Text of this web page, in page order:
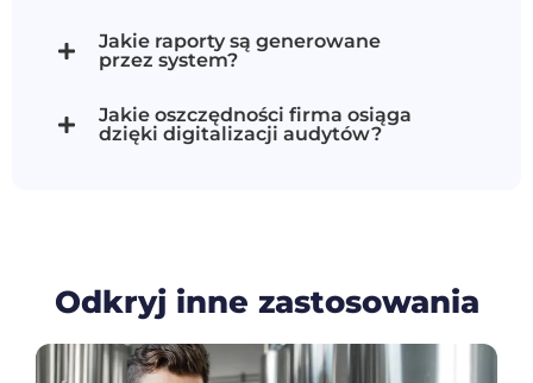
Jakie raporty są generowane
przez system?
Jakie oszczędności firma osiąga
dzięki digitalizacji audytów?
Odkryj inne zastosowania